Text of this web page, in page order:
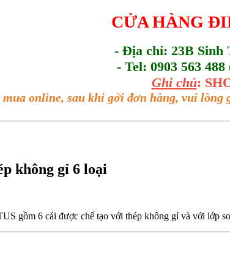
CỬA HÀNG
- Địa chỉ: 23B Sinh
- Tel: 0903 563
Ghi chú:
mua online, sau khi gởi đơn hàng, vui lòng
không gỉ 6 loại
gồm 6 cái được chế tạo với thép không gỉ và với lớp